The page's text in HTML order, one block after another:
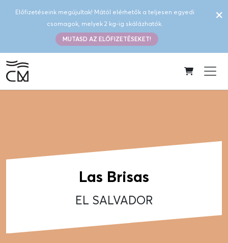
Előfizetéseink megújultak! Mától elérhetők a teljesen egyedi
csomagok, melyek 2 kg-ig skálázhatók.
MUTASD AZ ELŐFIZETÉSEKET!
×
Las Brisas
EL SALVADOR